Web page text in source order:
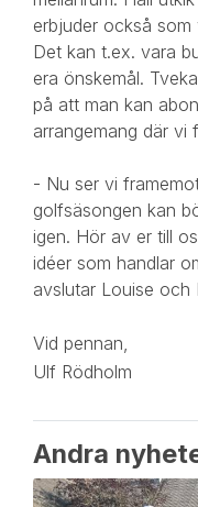
erbjuder också
Det kan t.ex. vara
era önskemål.
på att man kan
arrangemang där vi
- Nu ser vi
golfsäsongen kan
igen. Hör av er till
idéer som handlar
avslutar Louise och
Vid pennan,
Ulf Rödholm
Andra